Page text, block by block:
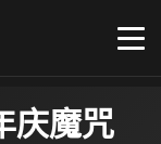
庆魔咒